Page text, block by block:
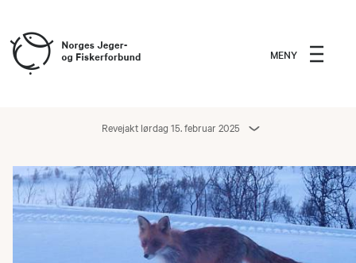
MENY
Revejakt lørdag 15. februar 2025